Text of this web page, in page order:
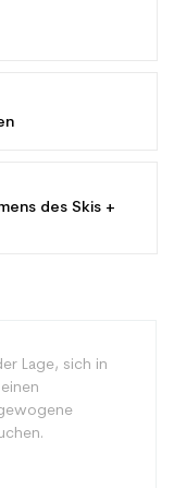
des Skis +
Lage, sich in